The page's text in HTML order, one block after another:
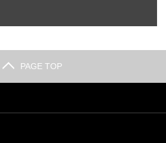
PAGE TOP